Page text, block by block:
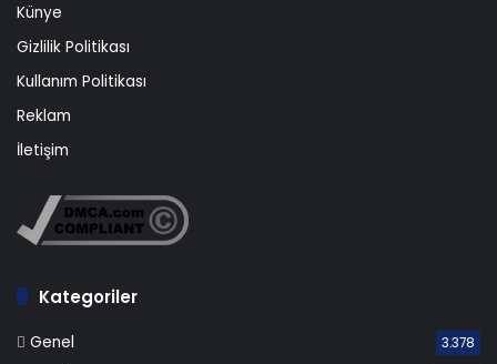
Künye
Gizlilik Politikası
Kullanım Politikası
Reklam
İletişim
Kategoriler
Genel 3.378